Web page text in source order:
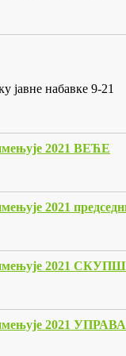
јавне набавке 9-21
2021 ВЕЋЕ
2021
2021
2021 УПРАВА